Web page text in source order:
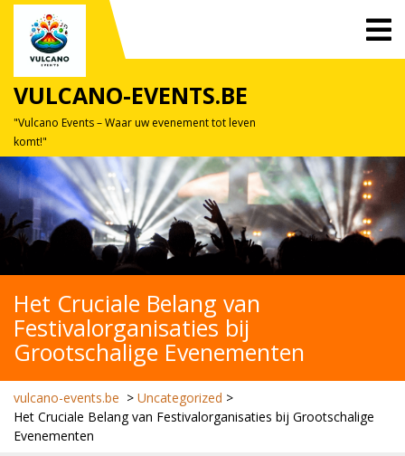
Skip
content
VULCANO-EVENTS.BE
"Vulcano Events – Waar uw evenement tot leven
komt!"
Het Cruciale Belang van
Festivalorganisaties bij
Grootschalige Evenementen
vulcano-events.be > Uncategorized >
Het Cruciale Belang van Festivalorganisaties bij Grootschalige
Evenementen